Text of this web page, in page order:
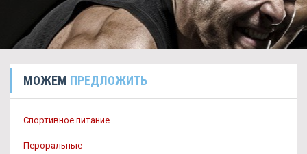
МОЖЕМ ПРЕДЛОЖИТЬ
Спортивное питание
Пероральные